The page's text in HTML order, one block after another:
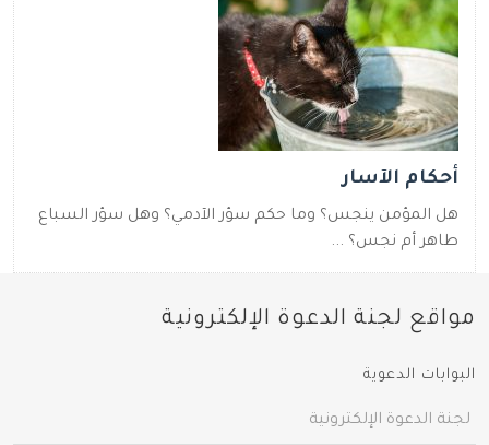
أحكام الآسار
هل المؤمن ينجس؟ وما حكم سؤر الآدمي؟ وهل سؤر السباع
طاهر أم نجس؟ ...
مواقع لجنة الدعوة الإلكترونية
البوابات الدعوية
لجنة الدعوة الإلكترونية